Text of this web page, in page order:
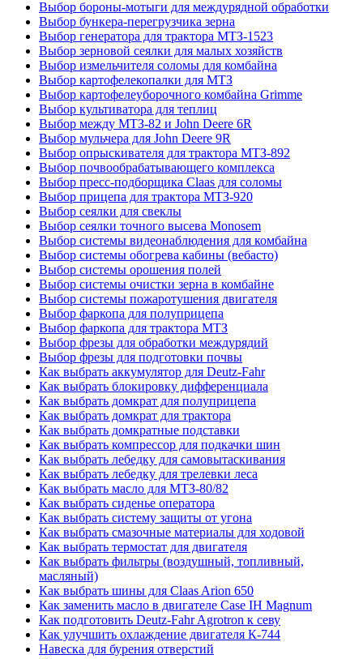
Выбор бороны-мотыги для междурядной обработки
Выбор бункера-перегрузчика зерна
Выбор генератора для трактора МТЗ-1523
Выбор зерновой сеялки для малых хозяйств
Выбор измельчителя соломы для комбайна
Выбор картофелекопалки для МТЗ
Выбор картофелеуборочного комбайна Grimme
Выбор культиватора для теплиц
Выбор между МТЗ-82 и John Deere 6R
Выбор мульчера для John Deere 9R
Выбор опрыскивателя для трактора МТЗ-892
Выбор почвообрабатывающего комплекса
Выбор пресс-подборщика Claas для соломы
Выбор прицепа для трактора МТЗ-920
Выбор сеялки для свеклы
Выбор сеялки точного высева Monosem
Выбор системы видеонаблюдения для комбайна
Выбор системы обогрева кабины (вебасто)
Выбор системы орошения полей
Выбор системы очистки зерна в комбайне
Выбор системы пожаротушения двигателя
Выбор фаркопа для полуприцепа
Выбор фаркопа для трактора МТЗ
Выбор фрезы для обработки междурядий
Выбор фрезы для подготовки почвы
Как выбрать аккумулятор для Deutz-Fahr
Как выбрать блокировку дифференциала
Как выбрать домкрат для полуприцепа
Как выбрать домкрат для трактора
Как выбрать домкратные подставки
Как выбрать компрессор для подкачки шин
Как выбрать лебедку для самовытаскивания
Как выбрать лебедку для трелевки леса
Как выбрать масло для МТЗ-80/82
Как выбрать сиденье оператора
Как выбрать систему защиты от угона
Как выбрать смазочные материалы для ходовой
Как выбрать термостат для двигателя
Как выбрать фильтры (воздушный, топливный,
масляный)
Как выбрать шины для Claas Arion 650
Как заменить масло в двигателе Case IH Magnum
Как подготовить Deutz-Fahr Agrotron к севу
Как улучшить охлаждение двигателя К-744
Навеска для бурения отверстий